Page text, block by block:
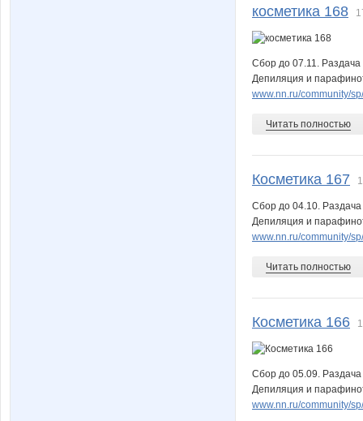
berettos
irka266
lykeria
mashulik751
косметика 168
Сбор до 07.11. Раздача
Депиляция и
www.nn.ru/community/
Читать полностью
Косметика 167
Сбор до 04.10. Раздача
Депиляция и
www.nn.ru/community/
Читать полностью
Косметика 166
Сбор до 05.09. Раздача
Депиляция и
www.nn.ru/community/